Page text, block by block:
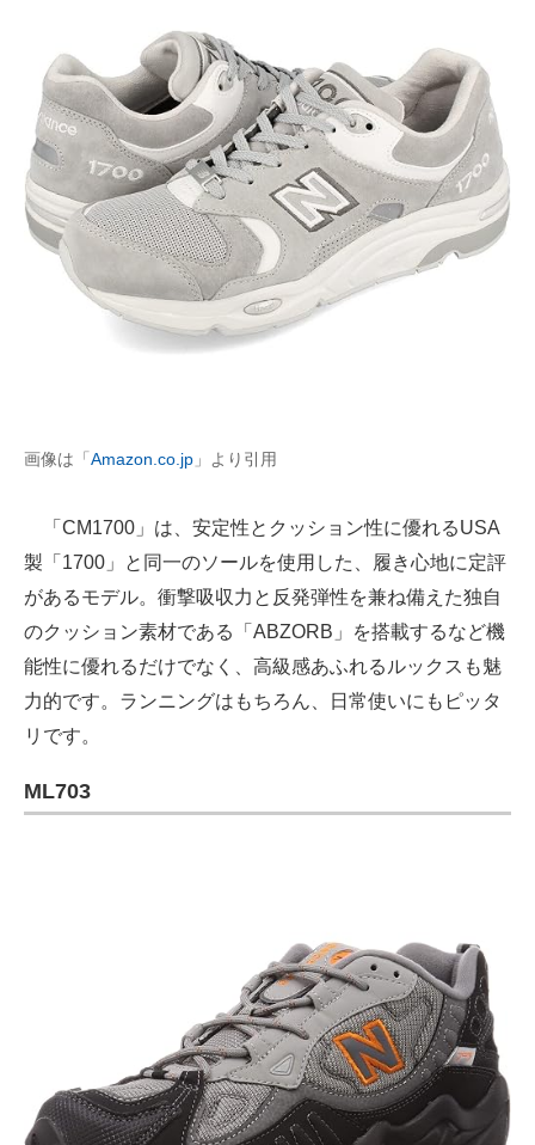
画像は「 Amazon.co.jp 」より引用
「CM1700」は、安定性とクッション性に優れるUSA
製「1700」と同一のソールを使用した、履き心地に定評
があるモデル。衝撃吸収力と反発弾性を兼ね備えた独自
のクッション素材である「ABZORB」を搭載するなど機
能性に優れるだけでなく、高級感あふれるルックスも魅
力的です。ランニングはもちろん、日常使いにもピッタ
リです。
ML703